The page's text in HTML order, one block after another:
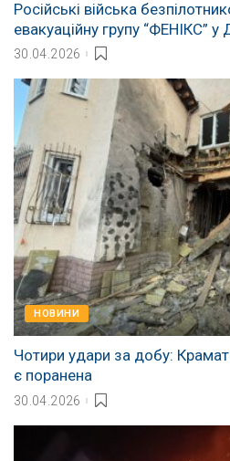
Російські війська
евакуаційну групу “ФЕНІКС” у
30.04.2026
НОВИНИ
Чотири удари за добу:
є поранена
30.04.2026